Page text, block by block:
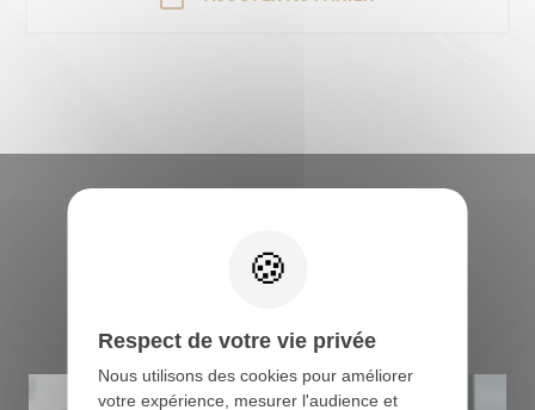
Retrouvez tous les
conseils du boucher
Respect de votre vie privée
Nous utilisons des cookies pour améliorer
votre expérience, mesurer l'audience et